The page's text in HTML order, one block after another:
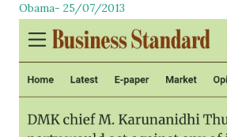
Obama- 25/07/2013